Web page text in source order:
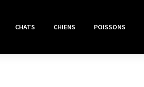
CHATS CHIENS POISSONS